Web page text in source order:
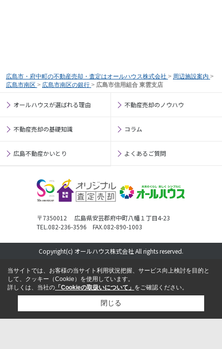
広島市・府中町の不動産売却・査定はオールハウス株式会社 > 周辺施設案内 >
広島市南区 > 広島市南区の銀行 > 広島市信用組合 東雲支店
オールハウスが選ばれる理由 不動産売却のノウハウ
不動産売却の基礎知識 コラム
広島不動産かいとり よくあるご質問
〒7350012 広島県安芸郡府中町八幡１丁目4-23
TEL.082-236-3596 FAX.082-890-1003
Copyright(c) オールハウス株式会社 All rights reserved.
当サイトでは、お客様の当サイト利用状況把握、サービス向上検討を目的と
して、クッキー（Cookie）を使用しています。
詳しくは、当社の 「Cookieの取扱いについて」 をご確認ください。
閉じる